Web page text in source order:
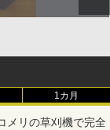
1カ月
メリの草刈機で完全